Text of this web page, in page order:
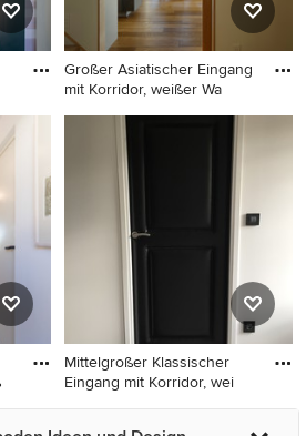
Großer Asiatischer Eingang
mit Korridor, weißer Wa
Großer Asiatischer Eingang
mit Korridor, weißer
Wandfarbe, Teppichboden,
Doppeltür, hellbrauner
Holzhaustür und braunem
Boden in Tokio
Mittelgroßer Klassischer
Eingang mit Korridor, wei
Mittelgroßer Klassischer